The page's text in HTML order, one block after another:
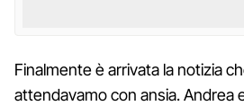
Finalmente è arrivata la notizia
attendavamo con ansia. Andrea